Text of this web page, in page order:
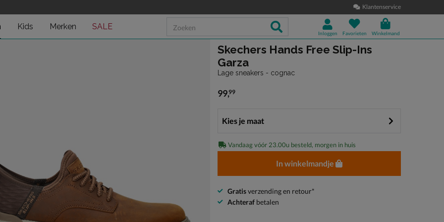
Klantenservice
Kids Merken SALE
Inloggen Favorieten Winkelmand
Skechers Hands Free Slip-Ins
Garza
Lage sneakers - cognac
€ 99,99
99,99
Kies je maat
Vandaag vóór 23.00u besteld, morgen in huis
In winkelmandje
Gratisverzending en retour*
Achteraf betalen